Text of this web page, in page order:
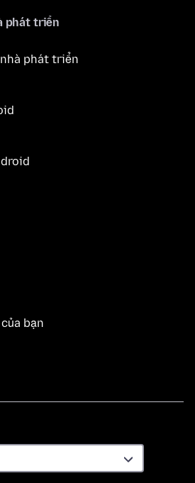
phát triển
phát triển
bạn